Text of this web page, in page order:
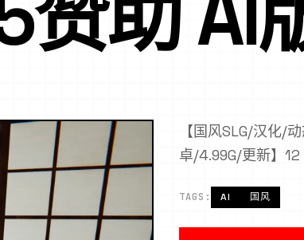
【国风SLG/汉化/
卓/4.99G/更新】
TAGS: AI 国风